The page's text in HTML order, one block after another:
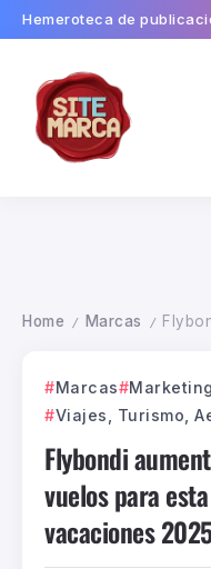
Hemeroteca de
Home / Marcas / Flybondi
Marcas Marketing
Viajes, Turismo,
Flybondi
vuelos para
vacaciones